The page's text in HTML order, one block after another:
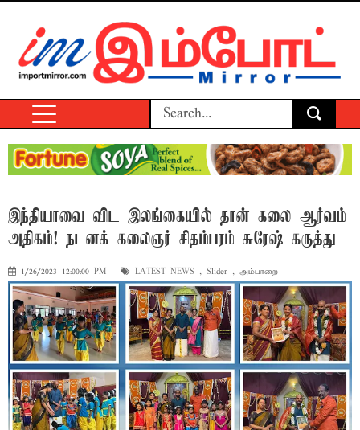
இந்தியாவை விட இலங்கையில் தான் கலை ஆர்வம்
அதிகம்! நடனக் கலைஞர் சிதம்பரம் சுரேஷ் கருத்து
1/26/2023 12:00:00 PM LATEST NEWS , Slider , அம்பாறை